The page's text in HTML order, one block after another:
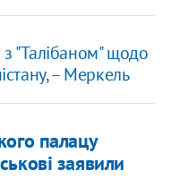
"Талібаном" щодо
– Меркель
палацу
заявили